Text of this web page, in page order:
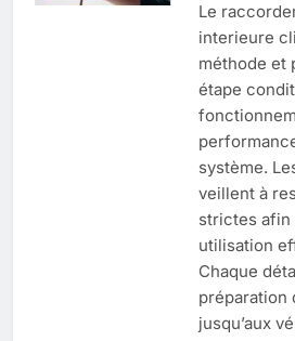
Le
interieure
méthode et
étape
système.
veillent à
strictes afin
utilisation
Chaque
préparation
jusqu’aux
Les secrets
peau
Ordinary
SANTÉ
Prévenir les
seniors:
exercices
BIEN ÊTRE